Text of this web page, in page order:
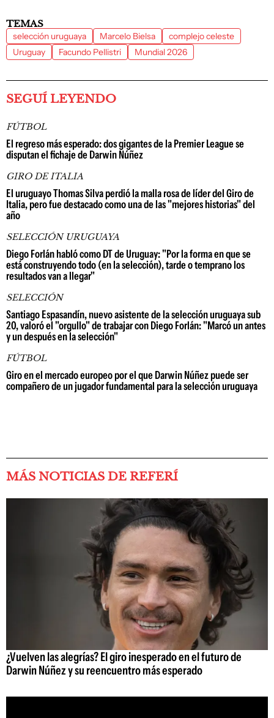
TEMAS
selección uruguaya Marcelo Bielsa
complejo celeste
Uruguay
Facundo Pellistri Mundial 2026
SEGUÍ LEYENDO
FÚTBOL
El regreso más esperado: dos gigantes de la Premier League se
disputan el fichaje de Darwin Núñez
GIRO DE ITALIA
El uruguayo Thomas Silva perdió la malla rosa de líder del Giro de
Italia, pero fue destacado como una de las "mejores historias" del
año
SELECCIÓN URUGUAYA
Diego Forlán habló como DT de Uruguay: "Por la forma en que se
está construyendo todo (en la selección), tarde o temprano los
resultados van a llegar"
SELECCIÓN
Santiago Espasandín, nuevo asistente de la selección uruguaya sub
20, valoró el "orgullo" de trabajar con Diego Forlán: "Marcó un antes
y un después en la selección"
FÚTBOL
Giro en el mercado europeo por el que Darwin Núñez puede ser
compañero de un jugador fundamental para la selección uruguaya
MÁS NOTICIAS DE REFERÍ
¿Vuelven las alegrías? El giro inesperado en el futuro de
Darwin Núñez y su reencuentro más esperado